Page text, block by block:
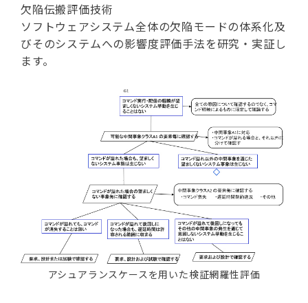
アシュアランスケースを用いた検証網羅性評価
欠陥伝搬評価技術
ソフトウェアシステム全体の欠陥モードの体系化及
びそのシステムへの影響度評価手法を研究・実証し
ます。